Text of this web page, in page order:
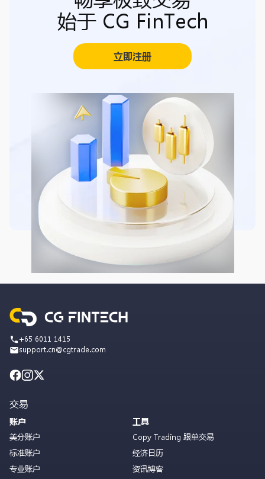
始于 CG FinTech
立即注册
+65 6011 1415
support.cn@cgtrade.com
交易
账户
美分账户
标准账户
专业账户
工具
Copy Trading 跟单交易
经济日历
资讯博客